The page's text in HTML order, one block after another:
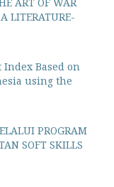
ART OF WAR
LITERATURE-
Based on
using the
PROGRAM
SOFT SKILLS